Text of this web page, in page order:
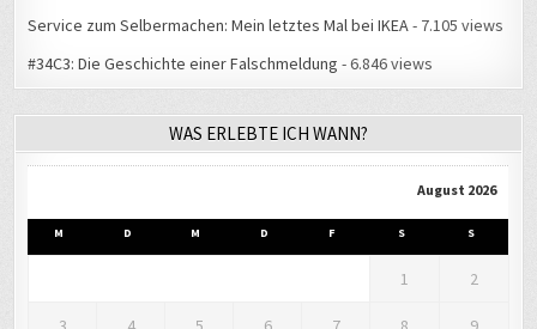
Service zum Selbermachen: Mein letztes Mal bei IKEA- 7.105 views
#34C3: Die Geschichte einer Falschmeldung - 6.846 views
WAS ERLEBTE ICH WANN?
August 2026
M D M D F S S
1 2